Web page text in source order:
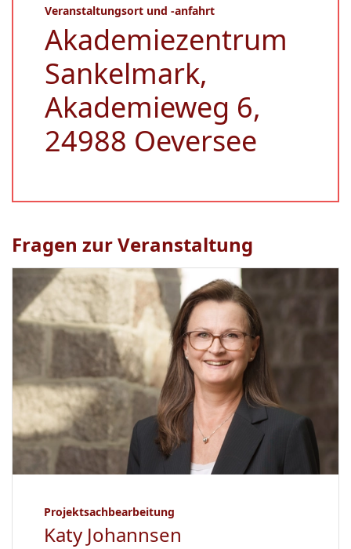
Veranstaltungsort und -anfahrt
Akademiezentrum
Sankelmark,
Akademieweg 6,
24988 Oeversee
Fragen zur Veranstaltung
Projektsachbearbeitung
Katy Johannsen